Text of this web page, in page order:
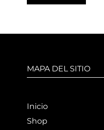
MAPA DEL SITIO
Inicio
Shop